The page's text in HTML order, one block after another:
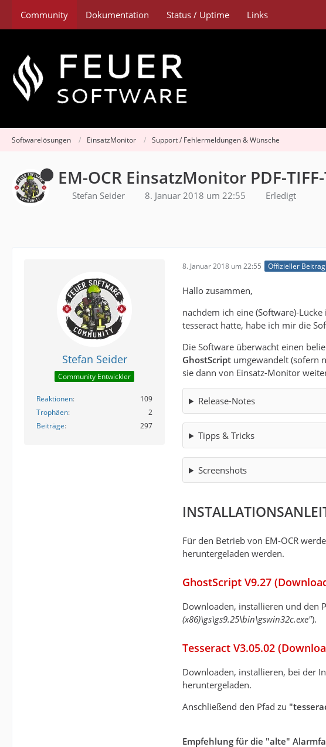
Community Dokumentation Status / Uptime Links
Softwarelösungen EinsatzMonitor Support / Fehlermeldungen & Wünsche
EM-OCR EinsatzMonitor PDF-
Stefan Seider 8. Januar 2018 um 22:55 Erledigt
Stefan Seider
Community Entwickler
Reaktionen
109
Trophäen
2
Beiträge
297
8. Januar 2018 um 22:55 Offizieller Beitrag
Hallo zusammen,
nachdem ich eine (Software)-
tesseract hatte, habe ich mir die
Die Software überwacht einen
GhostScript umgewandelt (sofern
sie dann von Einsatz-Monitor
Release-Notes
Tipps & Tricks
Screenshots
Für den Betrieb von EM-OCR
heruntergeladen werden.
GhostScript V9.27
Downloaden, installieren und den
(x86)\gs\gs9.25\bin\gswin32c.exe").
Tesseract V3.05.02
Downloaden, installieren, bei der
heruntergeladen.
Anschließend den Pfad zu
Empfehlung für die "alte"